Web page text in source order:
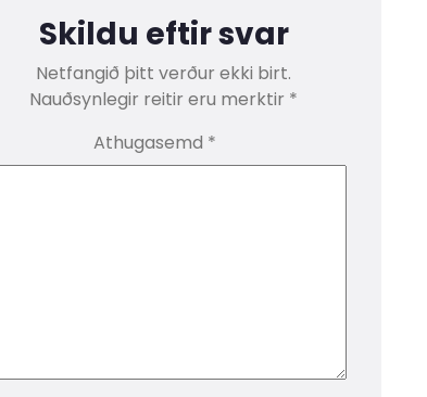
Skildu eftir svar
Netfangið þitt verður ekki birt.
Nauðsynlegir reitir eru merktir *
Athugasemd *